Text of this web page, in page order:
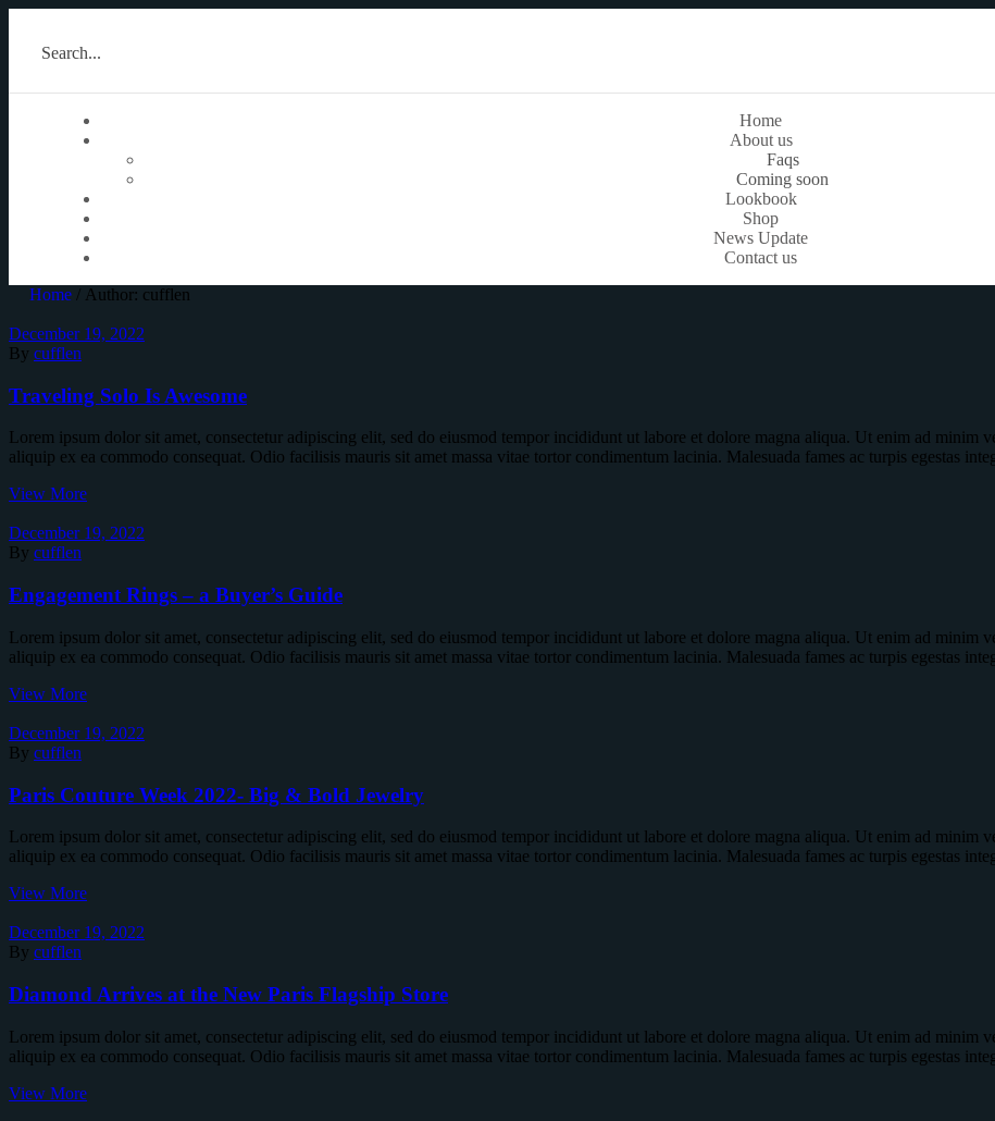
Search...
Home
About us
Faqs
Coming soon
Lookbook
Shop
News Update
Contact us
Home / Author: cufflen
December 19, 2022
By cufflen
Traveling Solo Is Awesome
Lorem ipsum dolor sit amet, consectetur adipiscing elit, sed do eiusmod tempor incididunt ut labore et dolore magna aliqua. Ut enim ad minim
aliquip ex ea commodo consequat. Odio facilisis mauris sit amet massa vitae tortor condimentum lacinia. Malesuada fames ac turpis egestas
View More
December 19, 2022
By cufflen
Engagement Rings – a Buyer’s Guide
Lorem ipsum dolor sit amet, consectetur adipiscing elit, sed do eiusmod tempor incididunt ut labore et dolore magna aliqua. Ut enim ad minim
aliquip ex ea commodo consequat. Odio facilisis mauris sit amet massa vitae tortor condimentum lacinia. Malesuada fames ac turpis egestas
View More
December 19, 2022
By cufflen
Paris Couture Week 2022- Big & Bold Jewelry
Lorem ipsum dolor sit amet, consectetur adipiscing elit, sed do eiusmod tempor incididunt ut labore et dolore magna aliqua. Ut enim ad minim
aliquip ex ea commodo consequat. Odio facilisis mauris sit amet massa vitae tortor condimentum lacinia. Malesuada fames ac turpis egestas
View More
December 19, 2022
By cufflen
Diamond Arrives at the New Paris Flagship Store
Lorem ipsum dolor sit amet, consectetur adipiscing elit, sed do eiusmod tempor incididunt ut labore et dolore magna aliqua. Ut enim ad minim
aliquip ex ea commodo consequat. Odio facilisis mauris sit amet massa vitae tortor condimentum lacinia. Malesuada fames ac turpis egestas
View More